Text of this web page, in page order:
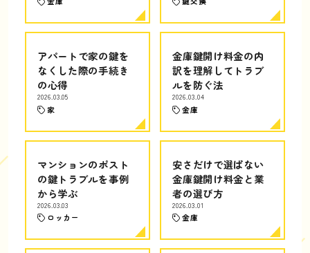
アパートで家の鍵を
なくした際の手続き
の心得
2026.03.05
家
金庫鍵開け料金の内
訳を理解してトラブ
ルを防ぐ法
2026.03.04
金庫
マンションのポスト
の鍵トラブルを事例
から学ぶ
2026.03.03
ロッカー
安さだけで選ばない
金庫鍵開け料金と業
者の選び方
2026.03.01
金庫